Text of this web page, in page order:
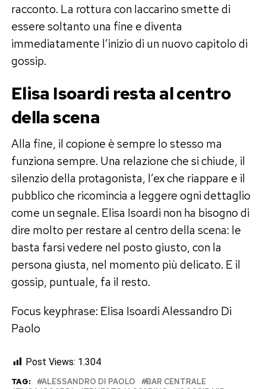
racconto. La rottura con Iaccarino smette di
essere soltanto una fine e diventa
immediatamente l’inizio di un nuovo capitolo di
gossip.
Elisa Isoardi resta al centro
della scena
Alla fine, il copione è sempre lo stesso ma
funziona sempre. Una relazione che si chiude, il
silenzio della protagonista, l’ex che riappare e il
pubblico che ricomincia a leggere ogni dettaglio
come un segnale. Elisa Isoardi non ha bisogno di
dire molto per restare al centro della scena: le
basta farsi vedere nel posto giusto, con la
persona giusta, nel momento più delicato. E il
gossip, puntuale, fa il resto.
Focus keyphrase: Elisa Isoardi Alessandro Di
Paolo
Post Views: 1.304
TAG: ALESSANDRO DI PAOLO
BAR CENTRALE